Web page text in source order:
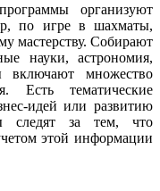
организуют
по игре в шахматы,
мастерству. Собирают
науки, астрономия,
включают множество
Есть тематические
идей или развитию
следят за тем, что
этой информации